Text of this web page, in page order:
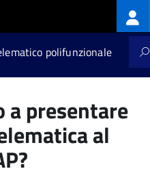
polifunzionale
a presentare
al